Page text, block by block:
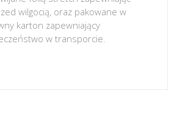
wilgocią, oraz pakowane w
karton zapewniający
w transporcie.